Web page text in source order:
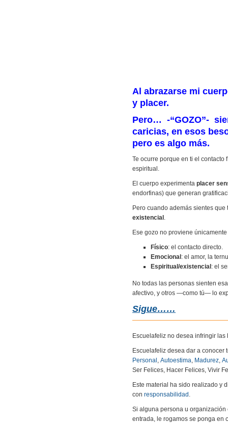
Al abrazarse mi
y placer.
Pero… -“GOZO”-
caricias, en esos
pero es algo más.
Te ocurre porque en ti el
espiritual.
El cuerpo experimenta placer
endorfinas) que generan
Pero cuando además sientes que
existencial .
Ese gozo no proviene
Físico: el contacto directo.
Emocional : el amor, la
Espiritual/existencial : el
No todas las personas sienten
afectivo, y otros —como tú— lo
Sigue……
Escuelafeliz no desea infringir
Escuelafeliz desea dar a
Personal , Autoestima, Madurez,
Ser Felices, Hacer Felices, Vivir
Este material ha sido realizado y
con responsabilidad .
Si alguna persona u
entrada, le rogamos se ponga en